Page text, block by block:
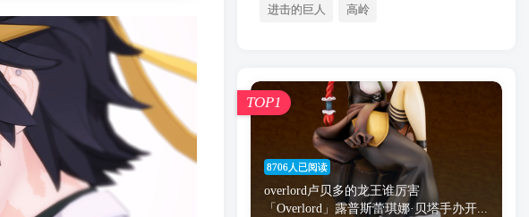
进击的巨人 高岭
8706人已阅读
overlord卢贝多的龙王谁厉害
「Overlord」露普斯蕾琪娜·贝塔手办开...
TOP1